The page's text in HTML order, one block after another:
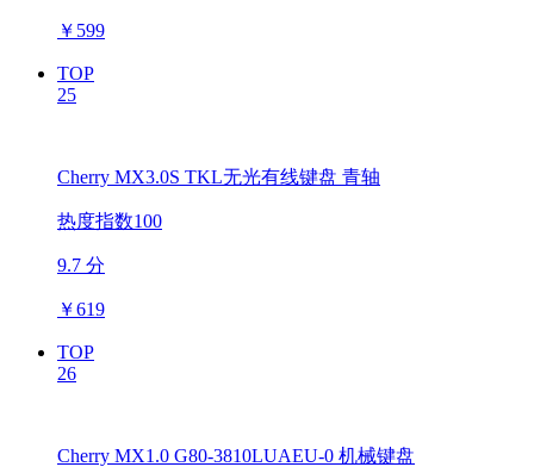
￥ 599
TOP
25
Cherry MX3.0S TKL无光有线键盘 青轴
热度指数100
9.7 分
￥619
TOP
26
Cherry MX1.0 G80-3810LUAEU-0 机械键盘